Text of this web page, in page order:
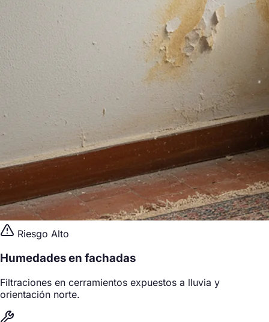
Riesgo Alto
Humedades en fachadas
Filtraciones en cerramientos expuestos a lluvia y
orientación norte.